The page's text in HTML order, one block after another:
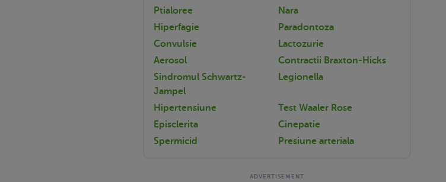
Ptialoree
Nara
Hiperfagie
Paradontoza
Convulsie
Lactozurie
Aerosol
Contractii Braxton-Hicks
Sindromul Schwartz-
Jampel
Legionella
Hipertensiune
Test Waaler Rose
Episclerita
Cinepatie
Spermicid
Presiune arteriala